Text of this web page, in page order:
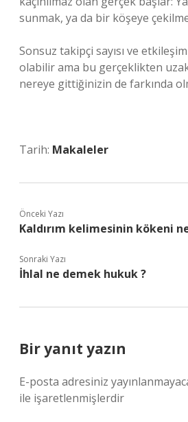
sunmak, ya da bir köşeye
Sonsuz takipçi sayısı ve
olabilir ama bu gerçeklikten
nereye gittiğinizin de farkında
Tarih: Makaleler
Önceki Yazı
Kaldırım kelimesinin kökeni
Sonraki Yazı
İhlal ne demek hukuk ?
Bir yanıt yazın
E-posta adresiniz
ile işaretlenmişlerdir